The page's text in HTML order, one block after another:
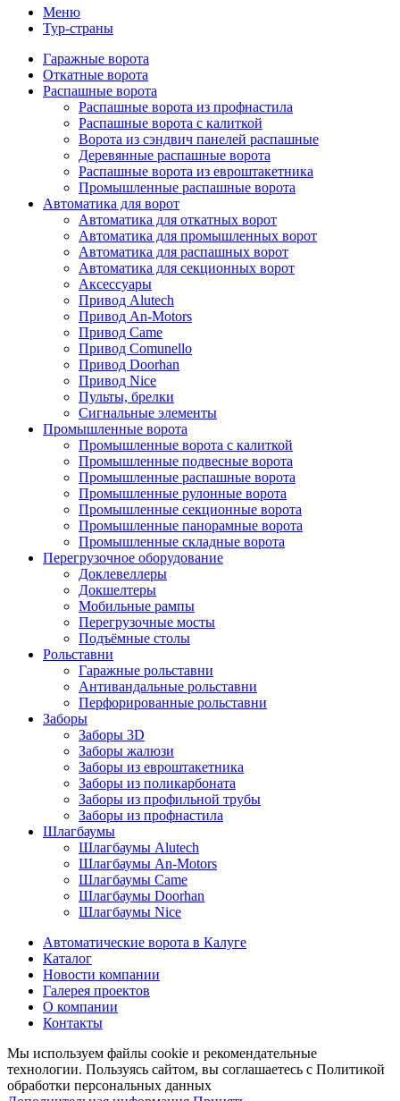
Меню
Тур-страны
Гаражные ворота
Откатные ворота
Распашные ворота
Распашные ворота из профнастила
Распашные ворота с калиткой
Ворота из сэндвич панелей распашные
Деревянные распашные ворота
Распашные ворота из евроштакетника
Промышленные распашные ворота
Автоматика для ворот
Автоматика для откатных ворот
Автоматика для промышленных ворот
Автоматика для распашных ворот
Автоматика для секционных ворот
Аксессуары
Привод Alutech
Привод An-Motors
Привод Came
Привод Comunello
Привод Doorhan
Привод Nice
Пульты, брелки
Сигнальные элементы
Промышленные ворота
Промышленные ворота с калиткой
Промышленные подвесные ворота
Промышленные распашные ворота
Промышленные рулонные ворота
Промышленные секционные ворота
Промышленные панорамные ворота
Промышленные складные ворота
Перегрузочное оборудование
Доклевеллеры
Докшелтеры
Мобильные рампы
Перегрузочные мосты
Подъёмные столы
Рольставни
Гаражные рольставни
Антивандальные рольставни
Перфорированные рольставни
Заборы
Заборы 3D
Заборы жалюзи
Заборы из евроштакетника
Заборы из поликарбоната
Заборы из профильной трубы
Заборы из профнастила
Шлагбаумы
Шлагбаумы Alutech
Шлагбаумы An-Motors
Шлагбаумы Came
Шлагбаумы Doorhan
Шлагбаумы Nice
Автоматические ворота в Калуге
Каталог
Новости компании
Галерея проектов
О компании
Контакты
Мы используем файлы cookie и рекомендательные
технологии. Пользуясь сайтом, вы соглашаетесь с Политикой
обработки персональных данных